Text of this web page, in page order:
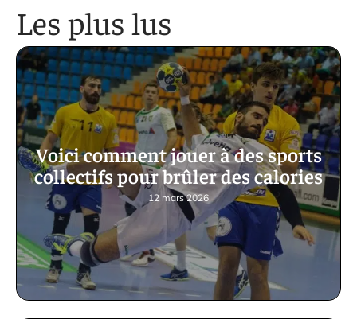
Les plus lus
Voici comment jouer à des sports
collectifs pour brûler des calories
12 mars 2026